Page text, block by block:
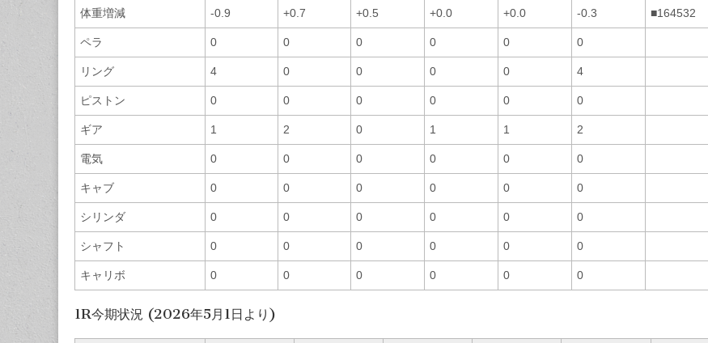
体重増減 -0.9 +0.7 +0.5 +0.0 +0.0 -0.3 ■164532
ペラ 0 0 0 0 0 0
リング 4 0 0 0 0 4
ピストン 0 0 0 0 0 0
ギア 1 2 0 1 1 2
電気 0 0 0 0 0 0
キャブ 0 0 0 0 0 0
シリンダ 0 0 0 0 0 0
シャフト 0 0 0 0 0 0
キャリボ 0 0 0 0 0 0
1R今期状況 (2026年5月1日より)